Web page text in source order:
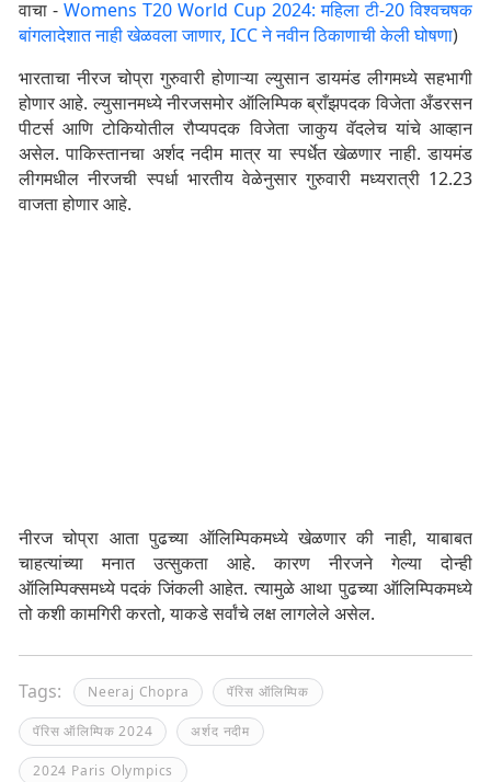
वाचा - Womens T20 World Cup 2024: महिला टी-20 विश्वचषक
बांगलादेशात नाही खेळवला जाणार, ICC ने नवीन ठिकाणाची केली घोषणा)
भारताचा नीरज चोप्रा गुरुवारी होणाऱ्या ल्युसान डायमंड लीगमध्ये सहभागी
होणार आहे. ल्युसानमध्ये नीरजसमोर ऑलिम्पिक ब्राँझपदक विजेता अँडरसन
पीटर्स आणि टोकियोतील रौप्यपदक विजेता जाकुय वॅदलेच यांचे आव्हान
असेल. पाकिस्तानचा अर्शद नदीम मात्र या स्पर्धेत खेळणार नाही. डायमंड
लीगमधील नीरजची स्पर्धा भारतीय वेळेनुसार गुरुवारी मध्यरात्री 12.23
वाजता होणार आहे.
नीरज चोप्रा आता पुढच्या ऑलिम्पिकमध्ये खेळणार की नाही, याबाबत
चाहत्यांच्या मनात उत्सुकता आहे. कारण नीरजने गेल्या दोन्ही
ऑलिम्पिक्समध्ये पदकं जिंकली आहेत. त्यामुळे आथा पुढच्या ऑलिम्पिकमध्ये
तो कशी कामगिरी करतो, याकडे सर्वांचे लक्ष लागलेले असेल.
Tags: Neeraj Chopra पॅरिस ऑलिम्पिक
पॅरिस ऑलिम्पिक 2024 अर्शद नदीम
2024 Paris Olympics